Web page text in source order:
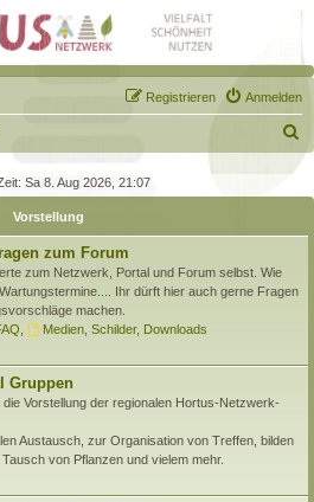
Anmelden
Registrieren
u
Sa 8. Aug 2026, 21:07
Vorstellung
zum Forum
zum Netzwerk, Portal und Forum selbst. Wie
Ihr dürft hier auch gerne Fragen
machen.
Medien, Schilder, Downloads
Gruppen
Vorstellung der regionalen Hortus-Netzwerk-
Austausch, zur Organisation von Treffen, bilden
von Pflanzen und vielem mehr.